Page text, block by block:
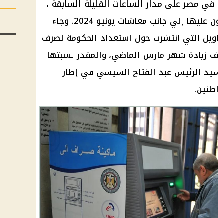
في مصر على مدار الساعات القليلة السابقة ،
عليها إلي جانب معاشات يونيو 2024
، وجاء
التي انتشرت حول استعداد الحكومة لصرف
زيادة شهر مارس الماضي، والمقدر نسبتها
الرئيس عبد الفتاح السيسي في إطار
.